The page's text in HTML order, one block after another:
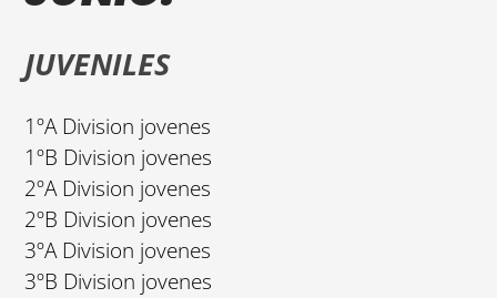
JUVENILES
1ºA Division jovenes
1ºB Division jovenes
2ºA Division jovenes
2ºB Division jovenes
3ºA Division jovenes
3ºB Division jovenes